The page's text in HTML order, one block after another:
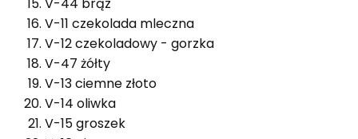
V-11 czekolada mleczna
V-12 czekoladowy - gorzka
V-47 żółty
V-13 ciemne złoto
V-14 oliwka
V-15 groszek